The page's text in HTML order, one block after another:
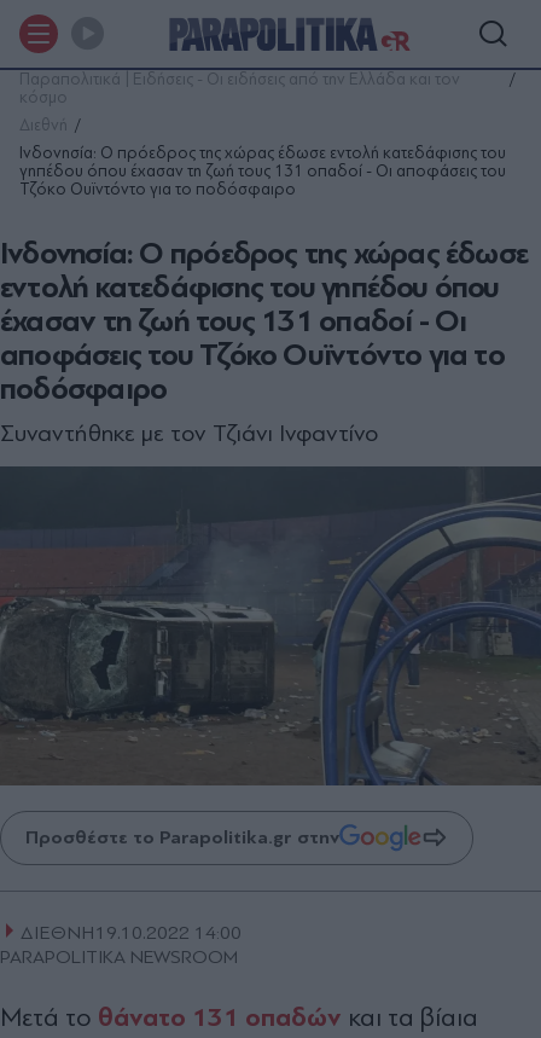
Παραπολιτικά | Ειδήσεις - Οι ειδήσεις από την Ελλάδα και τον
κόσμο
Διεθνή
Ινδονησία: Ο πρόεδρος της χώρας έδωσε εντολή κατεδάφισης του
γηπέδου όπου έχασαν τη ζωή τους 131 οπαδοί - Οι αποφάσεις του
Τζόκο Ουϊντόντο για το ποδόσφαιρο
Ινδονησία: Ο πρόεδρος της χώρας έδωσε
εντολή κατεδάφισης του γηπέδου όπου
έχασαν τη ζωή τους 131 οπαδοί - Οι
αποφάσεις του Τζόκο Ουϊντόντο για το
ποδόσφαιρο
Συναντήθηκε με τον Τζιάνι Ινφαντίνο
Προσθέστε το Parapolitika.gr στην
ΔΙΕΘΝΗ19.10.2022 14:00
PARAPOLITIKA NEWSROOM
Μετά το θάνατο 131 οπαδών και τα βίαια